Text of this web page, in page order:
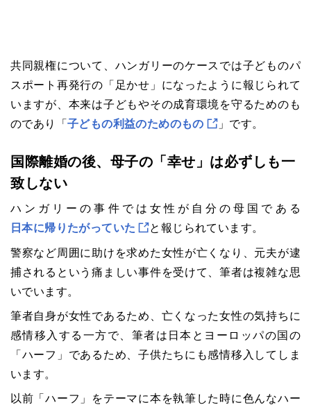
共同親権について、ハンガリーのケースでは子どものパ
スポート再発行の「足かせ」になったように報じられて
いますが、本来は子どもやその成育環境を守るためのも
のであり「 子どもの利益のためのもの 」です。
国際離婚の後、母子の「幸せ」は必ずしも一
致しない
ハンガリーの事件では女性が自分の母国である
日本に帰りたがっていた
と報じられています。
警察など周囲に助けを求めた女性が亡くなり、元夫が逮
捕されるという痛ましい事件を受けて、筆者は複雑な思
いでいます。
筆者自身が女性であるため、亡くなった女性の気持ちに
感情移入する一方で、筆者は日本とヨーロッパの国の
「ハーフ」であるため、子供たちにも感情移入してしま
います。
以前「ハーフ」をテーマに本を執筆した時に色んなハー